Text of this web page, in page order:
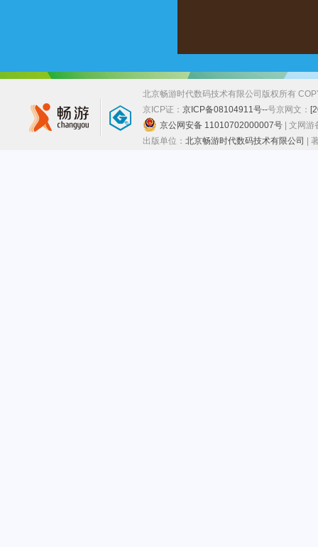
北京畅游时代数码技术有限公司版权所有
京ICP证： 京ICP备08104911号--号京网文：
京公网安备 11010702000007号 | 文网游
出版单位： 北京畅游时代数码技术有限公司 |